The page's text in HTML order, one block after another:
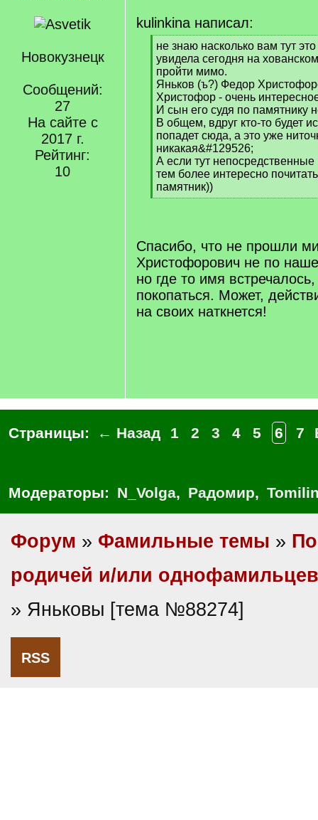
Новокузнецк
Сообщений:
27
На сайте с
2017 г.
Рейтинг:
10
kulinkina написал:
[
q
]
не знаю насколько вам тут
увидела сегодня на
пройти мимо.
Яньков (ъ?) Федор
Христофор - очень
И сын его судя по памятнику
В общем, вдруг кто-то будет
попадет сюда, а это уже
никакая&#129526;
А если тут непосредственные
тем более интересно
памятник))
[
Спасибо, что не прошли
Христофорович не по
но где то имя
покопаться. Может,
на своих наткнется!
Страницы: ← Назад 1 2 3 4 5 6 7
Модераторы: N_Volga, Радомир,
Форум » Фамильные темы »
родичей и/или однофамильцев
» Яньковы [тема №88274]
RSS